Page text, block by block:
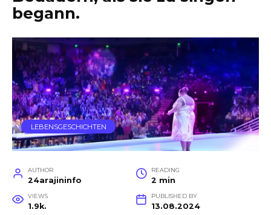
begann.
LEBENSGESCHICHTEN
AUTHOR
24arajininfo
READING
2 min
VIEWS
1.9k.
PUBLISHED BY
13.08.2024